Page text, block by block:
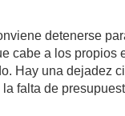
detenerse
cabe a los propios
Hay una dejadez
la falta de